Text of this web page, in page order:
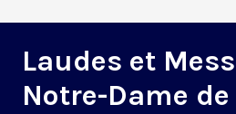
Laudes et
Notre-Dame